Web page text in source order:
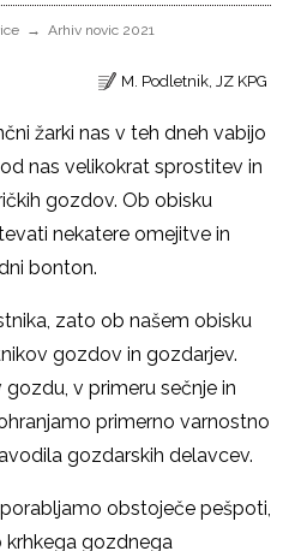
Arhiv novic 2021
M. Podletnik, JZ KPG
žarki nas v teh dneh vabijo
nas velikokrat sprostitev in
gozdov. Ob obisku
nekatere omejitve in
bonton.
zato ob našem obisku
gozdov in gozdarjev.
v primeru sečnje in
primerno varnostno
gozdarskih delavcev.
obstoječe pešpoti,
krhkega gozdnega